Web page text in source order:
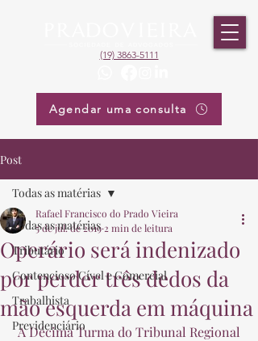
(19) 3863-5111
Agendar uma consulta
Post
Todas as matérias
Tributário
Contencioso Cível e Comercial
Trabalhista
Previdenciário
Todas as matérias
Operário será indenizado
por perder três dedos da
mão esquerda em máquina
Rafael Francisco do Prado Vieira
5 de jul. de 2019 2 min de leitura
A Décima Turma do Tribunal Regional